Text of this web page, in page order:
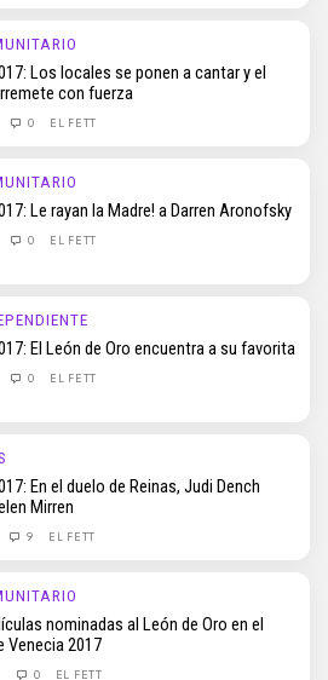
Los locales se ponen a cantar y el
con fuerza
0 EL FETT
Le rayan la Madre! a Darren Aronofsky
0 EL FETT
El León de Oro encuentra a su favorita
0 EL FETT
En el duelo de Reinas, Judi Dench
Mirren
9 EL FETT
nominadas al León de Oro en el
Venecia 2017
0 EL FETT